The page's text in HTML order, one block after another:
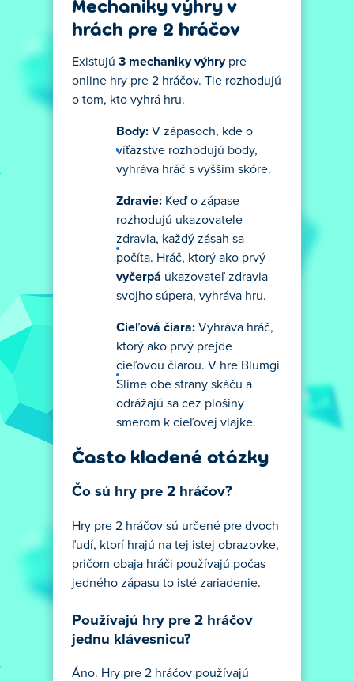
Mechaniky výhry v
hrách pre 2 hráčov
Existujú 3 mechaniky výhrypre
online hry pre 2 hráčov. Tie rozhodujú
o tom, kto vyhrá hru.
Body: V zápasoch, kde o
víťazstve rozhodujú body,
vyhráva hráč s vyšším skóre.
Zdravie: Keď o zápase
rozhodujú ukazovatele
zdravia, každý zásah sa
počíta. Hráč, ktorý ako prvý
vyčerpá ukazovateľ zdravia
svojho súpera, vyhráva hru.
Cieľová čiara: Vyhráva hráč,
ktorý ako prvý prejde
cieľovou čiarou. V hre Blumgi
Slime obe strany skáču a
odrážajú sa cez plošiny
smerom k cieľovej vlajke.
Často kladené otázky
Čo sú hry pre 2 hráčov?
Hry pre 2 hráčov sú určené pre dvoch
ľudí, ktorí hrajú na tej istej obrazovke,
pričom obaja hráči používajú počas
jedného zápasu to isté zariadenie.
Používajú hry pre 2 hráčov
jednu klávesnicu?
Áno. Hry pre 2 hráčov používajú